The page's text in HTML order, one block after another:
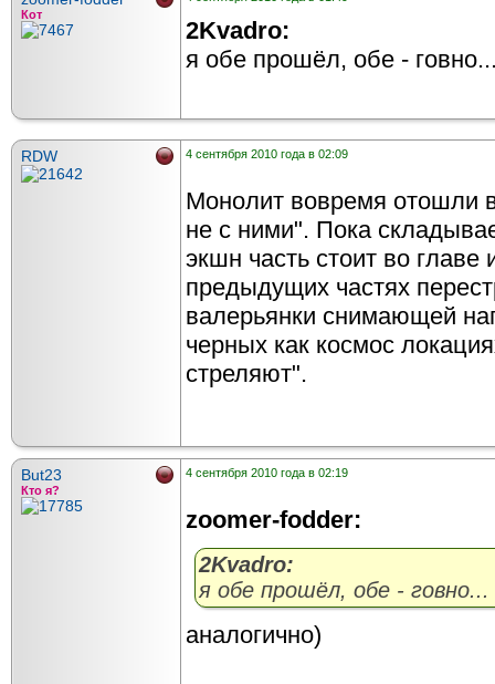
Кот
2Kvadro:
я обе прошёл, обе -
RDW 4 сентября 2010 года в 02:09
Монолит вовремя отошли
не с ними". Пока
экшн часть стоит во
предыдущих частях
валерьянки снимающей
черных как космос
стреляют".
But23
Кто я?
4 сентября 2010 года в 02:19
zoomer-fodder:
2Kvadro:
я обе прошёл, обе - говно...
аналогично)